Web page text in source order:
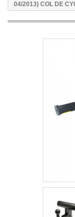
04/2013) COL DE